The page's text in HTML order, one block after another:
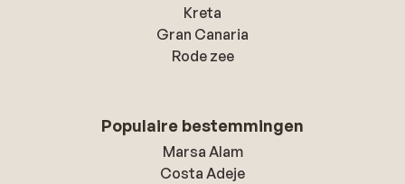
Kreta
Gran Canaria
Rode zee
Populaire bestemmingen
Marsa Alam
Costa Adeje